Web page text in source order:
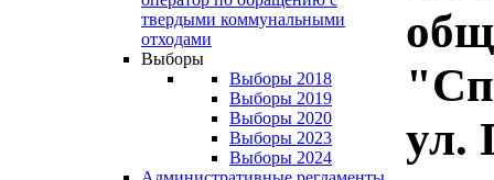
твердыми коммунальными
отходами
Выборы
Выборы 2018
Выборы 2019
Выборы 2020
Выборы 2023
Выборы 2024
ул.